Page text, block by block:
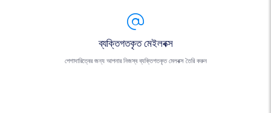
ব্যক্তিগতকৃত মেইলবক্স
পেশাদারিত্বের জন্য আপনার নিজস্ব ব্যক্তিগতকৃত মেলবক্স তৈরি করুন